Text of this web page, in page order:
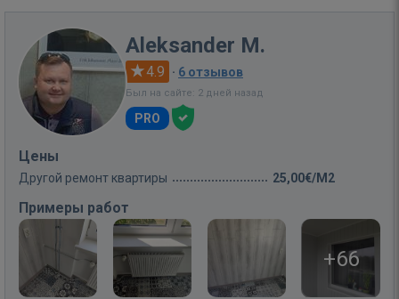
Aleksander M.
4.9 · 6 отзывов
Был на сайте: 2 дней назад
PRO
Цены
Другой ремонт квартиры 25,00€/M2
Примеры работ
+66